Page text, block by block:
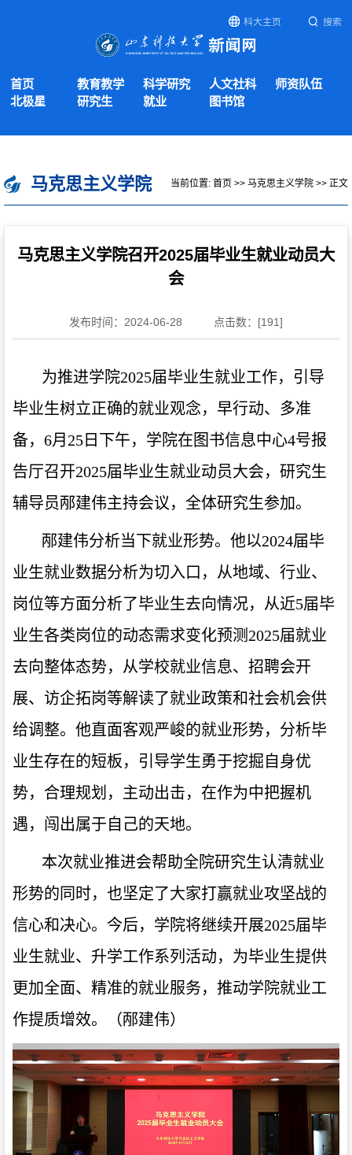
科大主页 搜索
首页 教育教学 科学研究 人文社科
师资队伍
北极星
研究生 就业 图书馆
马克思主义学院 当前位置: 首页 >> 马克思主义学院 >> 正文
马克思主义学院召开2025届毕业生就业动员大
会
发布时间：2024-06-28 点击数：[191]
为推进学院2025届毕业生就业工作，引导
毕业生树立正确的就业观念， 早行动、多准
备， 6月25日下午，学院在图书信息中心4号报
告厅召开2025届毕业生就业动员大会，研究生
辅导员邴建伟主持会议，全体研究生参加。
邴建伟分析当下就业形势。他以2024届毕
业生就业数据分析为切入口，从地域、行业、
岗位等方面分析了毕业生去向情况，从近5届毕
业生各类岗位的动态需求变化预测2025届就业
去向整体态势，从学校就业信息、招聘会开
展、访企拓岗等解读了就业政策和社会机会供
给调整。他直面客观严峻的就业形势，分析毕
业生存在的短板，引导学生勇于挖掘自身优
势，合理规划，主动出击，在作为中把握机
遇，闯出属于自己的天地。
本次就业推进会帮助全院研究生认清就业
形势的同时，也坚定了大家打赢就业攻坚战的
信心和决心。今后，学院将继续开展2025届毕
业生就业、升学工作系列活动，为毕业生提供
更加全面、精准的就业服务，推动学院就业工
作提质增效。（邴建伟）